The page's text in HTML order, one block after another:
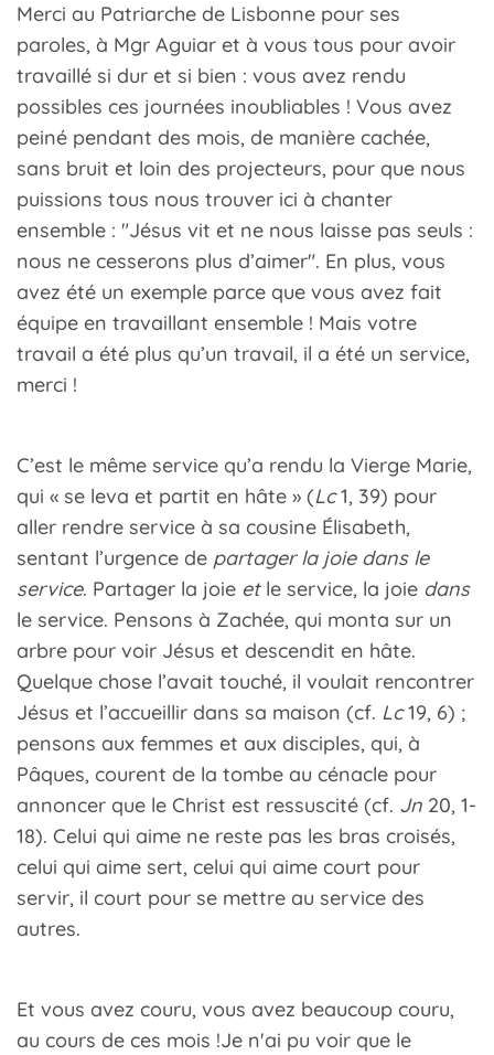
Merci au Patriarche de Lisbonne pour ses
paroles, à Mgr Aguiar et à vous tous pour avoir
travaillé si dur et si bien : vous avez rendu
possibles ces journées inoubliables ! Vous avez
peiné pendant des mois, de manière cachée,
sans bruit et loin des projecteurs, pour que nous
puissions tous nous trouver ici à chanter
ensemble : "Jésus vit et ne nous laisse pas seuls :
nous ne cesserons plus d’aimer". En plus, vous
avez été un exemple parce que vous avez fait
équipe en travaillant ensemble ! Mais votre
travail a été plus qu’un travail, il a été un service,
merci !
C’est le même service qu’a rendu la Vierge Marie,
qui « se leva et partit en hâte » (Lc1, 39) pour
aller rendre service à sa cousine Élisabeth,
sentant l’urgence de partager la joie dans le
service. Partager la joie etle service, la joie dans
le service. Pensons à Zachée, qui monta sur un
arbre pour voir Jésus et descendit en hâte.
Quelque chose l’avait touché, il voulait rencontrer
Jésus et l’accueillir dans sa maison (cf. Lc19, 6) ;
pensons aux femmes et aux disciples, qui, à
Pâques, courent de la tombe au cénacle pour
annoncer que le Christ est ressuscité (cf. Jn 20, 1-
18). Celui qui aime ne reste pas les bras croisés,
celui qui aime sert, celui qui aime court pour
servir, il court pour se mettre au service des
autres.
Et vous avez couru, vous avez beaucoup couru,
au cours de ces mois !Je n'ai pu voir que le